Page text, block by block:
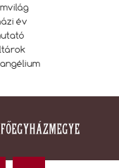
év